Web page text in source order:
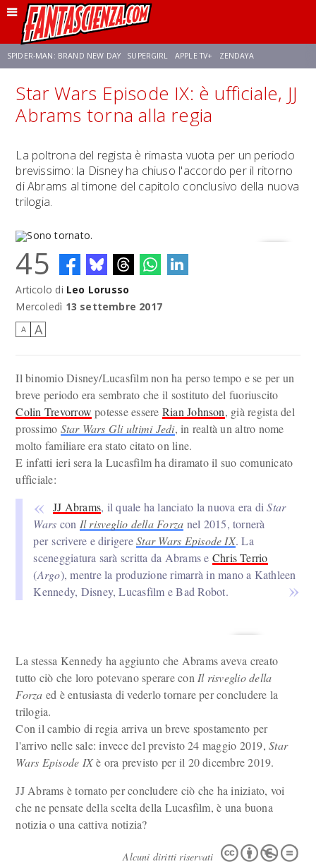
SPIDER-MAN: BRAND NEW DAY SUPERGIRL APPLE TV+ ZENDAYA
FRANCO RICCIARDIELLO AVENGERS: DOOMSDAY STAR TREK NETFLIX
Star Wars Episode IX: è ufficiale, JJ
Abrams torna alla regia
La poltrona del regista è rimasta vuota per un periodo
brevissimo: la Disney ha chiuso l'accordo per il ritorno
di Abrams al timone del capitolo conclusivo della nuova
trilogia.
Sono tornato.
45
Articolo di Leo Lorusso
Mercoledì 13 settembre 2017
A A
Il binomio Disney/Lucasfilm non ha perso tempo e se per un
breve periodo era sembrato che il sostituto del fuoriuscito
Colin Trevorrow potesse essere Rian Johnson, già regista del
prossimo Star Wars Gli ultimi Jedi, in realtà un altro nome
molto familiare era stato citato on line.
E infatti ieri sera la Lucasfilm ha diramato il suo comunicato
ufficiale:
JJ Abrams, il quale ha lanciato la nuova era diStar
Wars con Il risveglio della Forza nel 2015, tornerà
per scrivere e dirigereStar Wars Episode IX. La
sceneggiatura sarà scritta da Abrams e Chris Terrio
(Argo), mentre la produzione rimarrà in mano a Kathleen
Kennedy, Disney, Lucasfilm e Bad Robot.
La stessa Kennedy ha aggiunto che Abrams aveva creato
tutto ciò che loro potevano sperare con Il risveglio della
Forza ed è entusiasta di vederlo tornare per concludere la
trilogia.
Con il cambio di regia arriva un breve spostamento per
l'arrivo nelle sale: invece del previsto 24 maggio 2019,Star
Wars Episode IXè ora previsto per il 20 dicembre 2019.
JJ Abrams è tornato per concludere ciò che ha iniziato, voi
che ne pensate della scelta della Lucasfilm, è una buona
notizia o una cattiva notizia?
Alcuni diritti riservati